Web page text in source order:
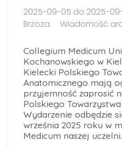
2025-09-05 do 2025-
Brzoza
Wiadomość
Collegium Medicum
Kochanowskiego w
Kielecki Polskiego
Anatomicznego mają
przyjemność zaprosić
Polskiego
Wydarzenie odbędzie
września 2025 roku w
Medicum naszej uczelni.